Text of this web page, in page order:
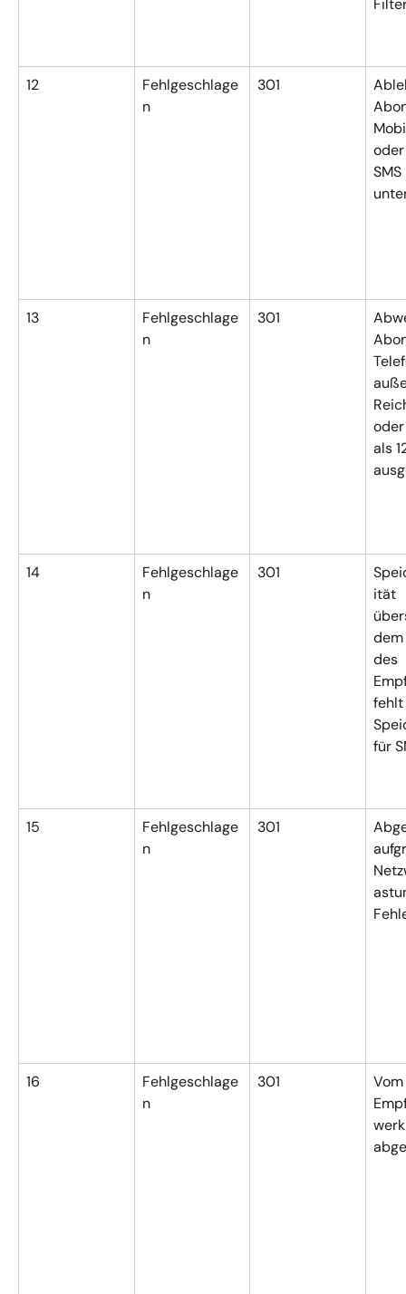
12
Fehlgeschlage
n
301
13
Fehlgeschlage
n
301
als
14
Fehlgeschlage
n
301
ität
des
für
15
Fehlgeschlage
n
301
16
Fehlgeschlage
n
301
Vom